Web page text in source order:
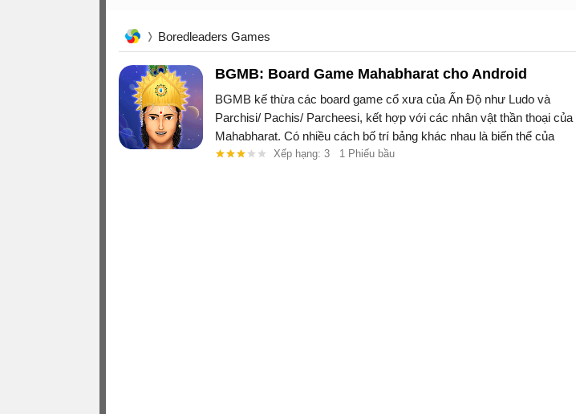
Boredleaders Games
BGMB: Board Game Mahabharat cho Android
BGMB kế thừa các board game cổ xưa của Ấn Độ như Ludo và
Parchisi/ Pachis/ Parcheesi, kết hợp với các nhân vật thần thoại của
Mahabharat. Có nhiều cách bố trí bảng khác nhau là biến thể của
dòng Cross và Circle. Bảng chứa đầy những chướng ngại vật đa
Xếp hạng: 3 1 Phiếu bầu